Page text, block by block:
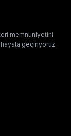
memnuniyetini
geçiriyoruz.